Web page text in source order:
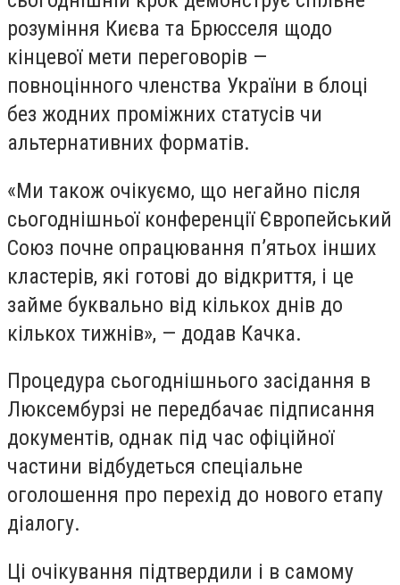
розуміння Києва та Брюсселя щодо
кінцевої мети переговорів —
повноцінного членства України в блоці
без жодних проміжних статусів чи
альтернативних форматів.
«Ми також очікуємо, що негайно після
сьогоднішньої конференції Європейський
Союз почне опрацювання п’ятьох інших
кластерів, які готові до відкриття, і це
займе буквально від кількох днів до
кількох тижнів», — додав Качка.
Процедура сьогоднішнього засідання в
Люксембурзі не передбачає підписання
документів, однак під час офіційної
частини відбудеться спеціальне
оголошення про перехід до нового етапу
діалогу.
Ці очікування підтвердили і в самому